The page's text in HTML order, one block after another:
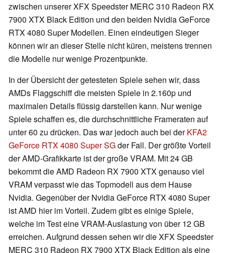
zwischen unserer XFX Speedster MERC 310 Radeon RX
7900 XTX Black Edition und den beiden Nvidia GeForce
RTX 4080 Super Modellen. Einen eindeutigen Sieger
können wir an dieser Stelle nicht küren, meistens trennen
die Modelle nur wenige Prozentpunkte.
In der Übersicht der getesteten Spiele sehen wir, dass
AMDs Flaggschiff die meisten Spiele in 2.160p und
maximalen Details flüssig darstellen kann. Nur wenige
Spiele schaffen es, die durchschnittliche Frameraten auf
unter 60 zu drücken. Das war jedoch auch bei derKFA2
GeForce RTX 4080 Super SGder Fall. Der größte Vorteil
der AMD-Grafikkarte ist der große VRAM. Mit 24 GB
bekommt die AMD Radeon RX 7900 XTX genauso viel
VRAM verpasst wie das Topmodell aus dem Hause
Nvidia. Gegenüber der Nvidia GeForce RTX 4080 Super
ist AMD hier im Vorteil. Zudem gibt es einige Spiele,
welche im Test eine VRAM-Auslastung von über 12 GB
erreichen. Aufgrund dessen sehen wir die XFX Speedster
MERC 310 Radeon RX 7900 XTX Black Edition als eine